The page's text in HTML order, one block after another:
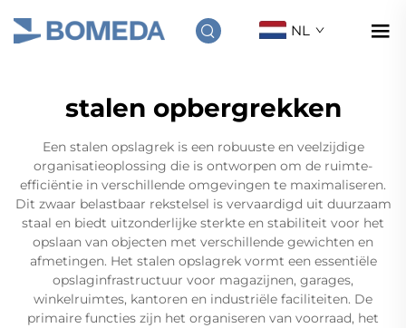
NL
stalen opbergrekken
Een stalen opslagrek is een robuuste en veelzijdige
organisatieoplossing die is ontworpen om de ruimte-
efficiëntie in verschillende omgevingen te maximaliseren.
Dit zwaar belastbaar rekstelsel is vervaardigd uit duurzaam
staal en biedt uitzonderlijke sterkte en stabiliteit voor het
opslaan van objecten met verschillende gewichten en
afmetingen. Het stalen opslagrek vormt een essentiële
opslaginfrastructuur voor magazijnen, garages,
winkelruimtes, kantoren en industriële faciliteiten. De
primaire functies zijn het organiseren van voorraad, het